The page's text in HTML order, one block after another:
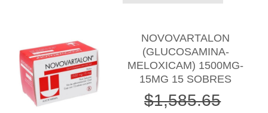
NOVOVARTALON
(GLUCOSAMINA-
MELOXICAM) 1500MG-
15MG 15 SOBRES
$1,585.65